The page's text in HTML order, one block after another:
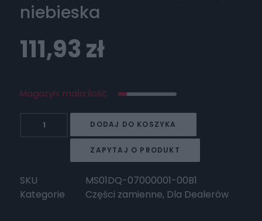
niebieska
111,93zł
Magazyn: mała ilość
niebieska
DODAJ DO KOSZYKA
ZAPYTAJ O PRODUKT
SKU
MS01DQ-07000001-00B1
Kategorie
Części zamienne, Dla Dealerów